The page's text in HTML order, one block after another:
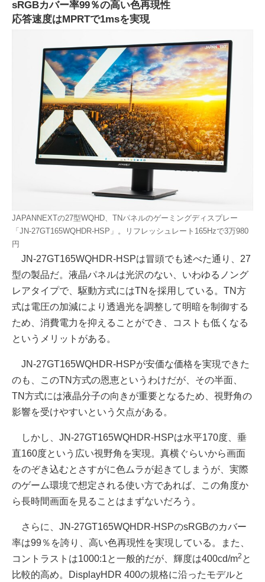
sRGBカバー率99％の高い色再現性
応答速度はMPRTで1msを実現
JAPANNEXTの27型WQHD、TNパネルのゲーミングディスプレー
「JN-27GT165WQHDR-HSP」。リフレッシュレート165Hzで3万980
円
JN-27GT165WQHDR-HSPは冒頭でも述べた通り、27
型の製品だ。液晶パネルは光沢のない、いわゆるノング
レアタイプで、駆動方式にはTNを採用している。TN方
式は電圧の加減により透過光を調整して明暗を制御する
ため、消費電力を抑えることができ、コストも低くなる
というメリットがある。
JN-27GT165WQHDR-HSPが安価な価格を実現できた
のも、このTN方式の恩恵というわけだが、その半面、
TN方式には液晶分子の向きが重要となるため、視野角の
影響を受けやすいという欠点がある。
しかし、JN-27GT165WQHDR-HSPは水平170度、垂
直160度という広い視野角を実現。真横ぐらいから画面
をのぞき込むとさすがに色ムラが起きてしまうが、実際
のゲーム環境で想定される使い方であれば、この角度か
ら長時間画面を見ることはまずないだろう。
さらに、JN-27GT165WQHDR-HSPのsRGBのカバー
率は99％を誇り、高い色再現性を実現している。また、
コントラストは1000:1と一般的だが、輝度は400cd/m2 と
比較的高め。DisplayHDR 400の規格に沿ったモデルと